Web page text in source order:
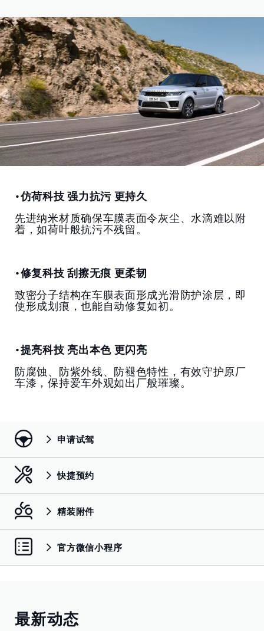
•仿荷科技 强力抗污 更持久
先进纳米材质确保车膜表面令灰尘、水滴难以附
着，如荷叶般抗污不残留。
•修复科技 刮擦无痕 更柔韧
致密分子结构在车膜表面形成光滑防护涂层，即
使形成划痕，也能自动修复如初。
•提亮科技 亮出本色 更闪亮
防腐蚀、防紫外线、防褪色特性，有效守护原厂
车漆，保持爱车外观如出厂般璀璨。
申请试驾
快捷预约
精装附件
官方微信小程序
最新动态